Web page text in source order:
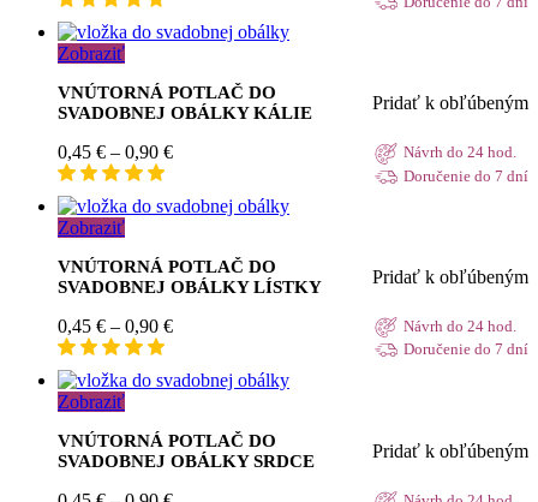
0,45 €
through
Zobraziť
VNÚTORNÁ POTLAČ DO
SVADOBNEJ OBÁLKY KÁLIE
Pridať k obľúbeným
0,45 € – 0,90 €Price
through
Návrh do 24 hod.
Doručenie do 7 dní
Zobraziť
VNÚTORNÁ POTLAČ DO
SVADOBNEJ OBÁLKY LÍSTKY
Pridať k obľúbeným
0,45 € – 0,90 €Price
through
Návrh do 24 hod.
Doručenie do 7 dní
Zobraziť
VNÚTORNÁ POTLAČ DO
SVADOBNEJ OBÁLKY SRDCE
Pridať k obľúbeným